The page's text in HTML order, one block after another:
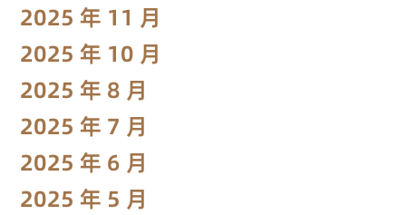
2025 年 11 月
2025 年 10 月
2025 年 8 月
2025 年 7 月
2025 年 6 月
2025 年 5 月